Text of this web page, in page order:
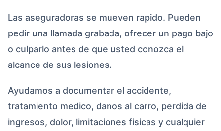
Las aseguradoras se mueven rapido. Pueden
pedir una llamada grabada, ofrecer un pago bajo
o culparlo antes de que usted conozca el
alcance de sus lesiones.
Ayudamos a documentar el accidente,
tratamiento medico, danos al carro, perdida de
ingresos, dolor, limitaciones fisicas y cualquier